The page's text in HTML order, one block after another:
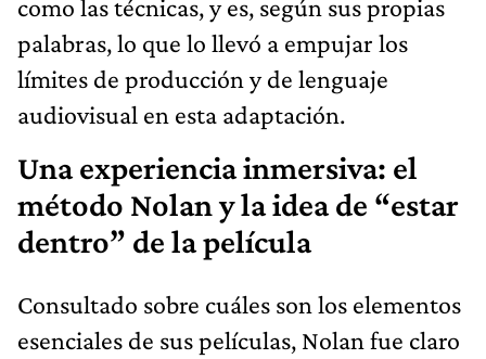
como las técnicas, y es, según sus propias
palabras, lo que lo llevó a empujar los
límites de producción y de lenguaje
audiovisual en esta adaptación.
Una experiencia inmersiva: el
método Nolan y la idea de “estar
dentro” de la película
Consultado sobre cuáles son los elementos
esenciales de sus películas, Nolan fue claro